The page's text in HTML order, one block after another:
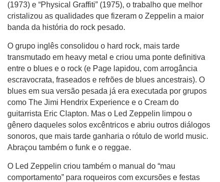
(1973) e “Physical Graffiti” (1975), o trabalho que melhor
cristalizou as qualidades que fizeram o Zeppelin a maior
banda da história do rock pesado.
O grupo inglês consolidou o hard rock, mais tarde
transmutado em heavy metal e criou uma ponte definitiva
entre o blues e o rock (e Page lapidou, com arrogância
escravocrata, fraseados e refrões de blues ancestrais). O
blues em sua versão pesada já era executada por grupos
como The Jimi Hendrix Experience e o Cream do
guitarrista Eric Clapton. Mas o Led Zeppelin limpou o
gênero daqueles solos excêntricos e abriu outros diálogos
sonoros, que mais tarde ganharia o rótulo de world music.
Abraçou também o funk e o reggae.
O Led Zeppelin criou também o manual do “mau
comportamento” para roqueiros com excursões e festas